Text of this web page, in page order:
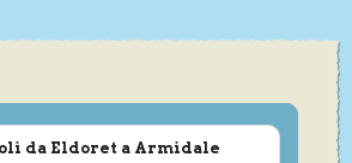
da Eldoret a Armidale